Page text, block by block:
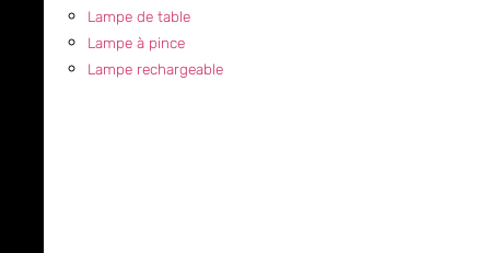
Lampe de table
Lampe à pince
Lampe rechargeable